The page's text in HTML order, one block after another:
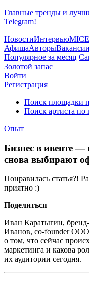
Главные тренды и
Telegram!
НовостиИнтервьюMICE
АфишаАвторыВакансии
Популярное за месяц
Золотой запас
Войти
Регистрация
Поиск площадки
Поиск артиста по
Опыт
Бизнес в ивенте
снова выбирают
Понравилась статья?!
приятно :)
Поделиться
Иван Каратыгин,
Иванов, сo-founder ООО
о том, что сейчас
маркетинга и какова
их аудитории сегодня.